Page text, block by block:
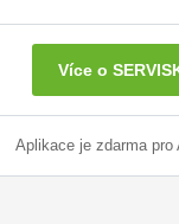
Více o
Aplikace je zdarma pro